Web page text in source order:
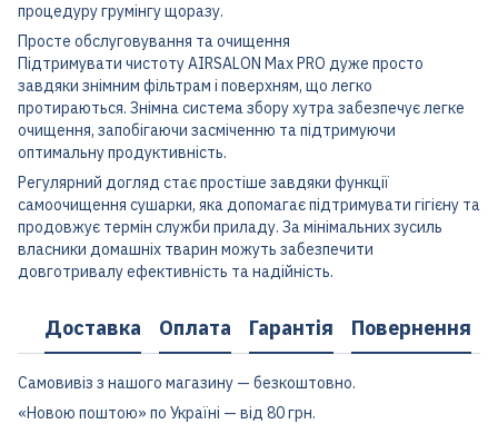
процедуру грумінгу щоразу.
Просте обслуговування та очищення
Підтримувати чистоту AIRSALON Max PRO дуже просто
завдяки знімним фільтрам і поверхням, що легко
протираються. Знімна система збору хутра забезпечує легке
очищення, запобігаючи засміченню та підтримуючи
оптимальну продуктивність.
Регулярний догляд стає простіше завдяки функції
самоочищення сушарки, яка допомагає підтримувати гігієну та
продовжує термін служби приладу. За мінімальних зусиль
власники домашніх тварин можуть забезпечити
довготривалу ефективність та надійність.
Доставка Оплата Гарантія Повернення
Самовивіз з нашого магазину — безкоштовно.
«Новою поштою» по Україні — від 80 грн.